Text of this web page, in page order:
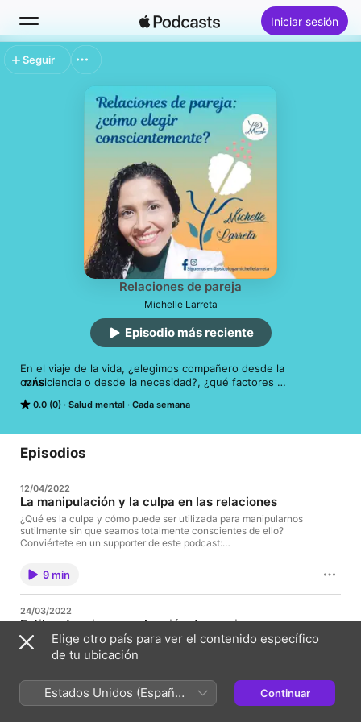
Iniciar sesión
Buscar
Lo más escuchado
Relaciones de pareja
Michelle Larreta
0.0 (0) Salud mental Cada semana
En el viaje de la vida, ¿elegimos compañero desde la
consiciencia o desde la necesidad?, ¿qué factores
https://www.spreaker.com/podcast/relaciones-de-pareja-
-5457583/support.
MÁS
Episodio más reciente
Seguir
Episodios
12/04/2022
La manipulación y la culpa en las relaciones
¿Qué es la culpa y cómo puede ser utilizada para manipularnos
sutilmente sin que seamos totalmente conscientes de ello?
Conviértete en un supporter de este podcast:
-5457583/support.
9 min
24/03/2022
Estilos de crianza y elección de pareja
El tipo de crianza que vivimos en la niñez y adolescencia sienta
las bases de nuestra personalidad. Pero, ¿será que de algún
Escuchemos... Conviértete en un supporter de este podcast:
https://www.spreaker.com/podcast/relaciones-de-pareja-
-5457583/support.
19 min
Elige otro país para ver el contenido específico
de tu ubicación
Estados Unidos (Español
México)
Continuar